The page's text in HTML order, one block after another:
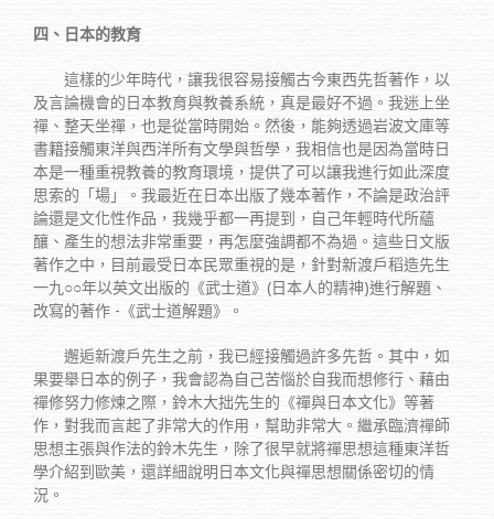
四、日本的教育
這樣的少年時代，讓我很容易接觸古今東西先哲著作，以
及言論機會的日本教育與教養系統，真是最好不過。我迷上坐
禪、整天坐禪，也是從當時開始。然後，能夠透過岩波文庫等
書籍接觸東洋與西洋所有文學與哲學，我相信也是因為當時日
本是一種重視教養的教育環境，提供了可以讓我進行如此深度
思索的「場」。我最近在日本出版了幾本著作，不論是政治評
論還是文化性作品，我幾乎都一再提到，自己年輕時代所蘊
釀、產生的想法非常重要，再怎麼強調都不為過。這些日文版
著作之中，目前最受日本民眾重視的是，針對新渡戶稻造先生
一九○○年以英文出版的《武士道》(日本人的精神)進行解題、
改寫的著作 -《武士道解題》。
邂逅新渡戶先生之前，我已經接觸過許多先哲。其中，如
果要舉日本的例子，我會認為自己苦惱於自我而想修行、藉由
禪修努力修煉之際，鈴木大拙先生的《禪與日本文化》等著
作，對我而言起了非常大的作用，幫助非常大。繼承臨濟禪師
思想主張與作法的鈴木先生，除了很早就將禪思想這種東洋哲
學介紹到歐美，還詳細說明日本文化與禪思想關係密切的情
況。